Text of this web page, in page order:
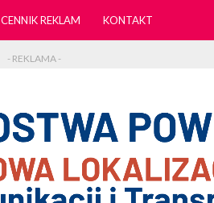
CENNIK REKLAM KONTAKT
- REKLAMA -